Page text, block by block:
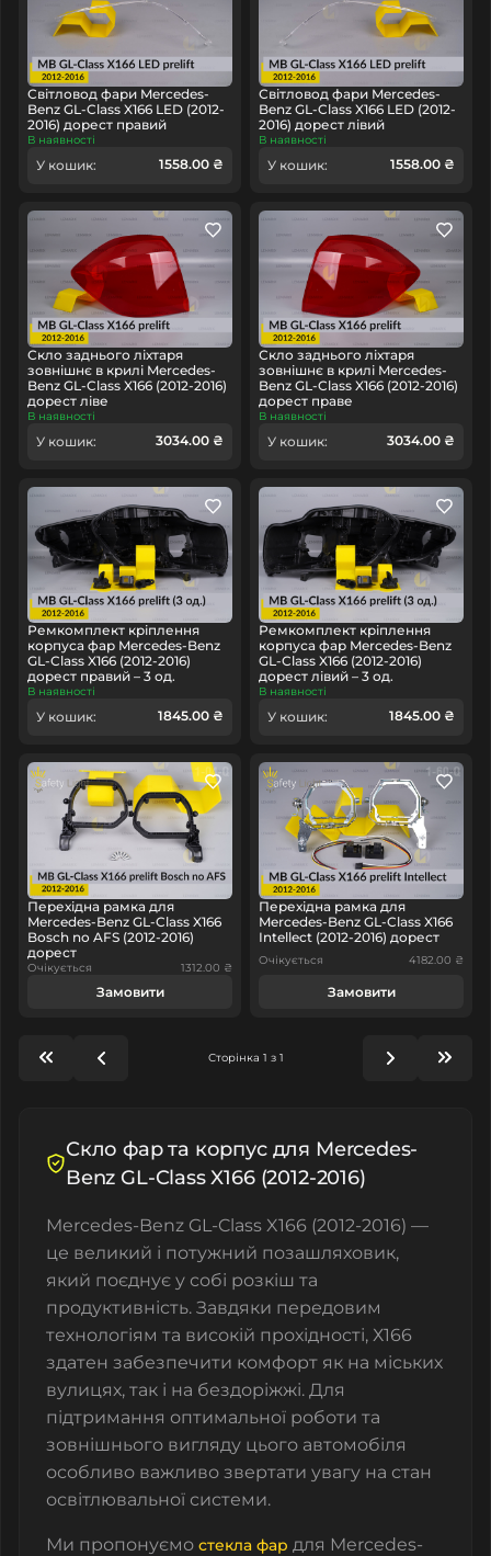
Світловод фари Mercedes-
Benz GL-Class X166 LED (2012-
2016) дорест правий
В наявності
У кошик: 1558.00 ₴
Світловод фари Mercedes-
Benz GL-Class X166 LED (2012-
2016) дорест лівий
В наявності
У кошик: 1558.00 ₴
Скло заднього ліхтаря
зовнішнє в крилі Mercedes-
Benz GL-Class X166 (2012-2016)
дорест ліве
В наявності
У кошик: 3034.00 ₴
Скло заднього ліхтаря
зовнішнє в крилі Mercedes-
Benz GL-Class X166 (2012-2016)
дорест праве
В наявності
У кошик: 3034.00 ₴
Ремкомплект кріплення
корпуса фар Mercedes-Benz
GL-Class X166 (2012-2016)
дорест правий – 3 од.
В наявності
У кошик: 1845.00 ₴
Ремкомплект кріплення
корпуса фар Mercedes-Benz
GL-Class X166 (2012-2016)
дорест лівий – 3 од.
В наявності
У кошик: 1845.00 ₴
Перехідна рамка для
Mercedes-Benz GL-Class X166
Bosch no AFS (2012-2016)
дорест
Очікується 1312.00 ₴
Замовити
Перехідна рамка для
Mercedes-Benz GL-Class X166
Intellect (2012-2016) дорест
Очікується 4182.00 ₴
Замовити
Сторінка 1 з 1
Скло фар та корпус для Mercedes-
Benz GL-Class X166 (2012-2016)
Mercedes-Benz GL-Class X166 (2012-2016) —
це великий і потужний позашляховик,
який поєднує у собі розкіш та
продуктивність. Завдяки передовим
технологіям та високій прохідності, Х166
здатен забезпечити комфорт як на міських
вулицях, так і на бездоріжжі. Для
підтримання оптимальної роботи та
зовнішнього вигляду цього автомобіля
особливо важливо звертати увагу на стан
освітлювальної системи.
Ми пропонуємо стекла фар для Mercedes-